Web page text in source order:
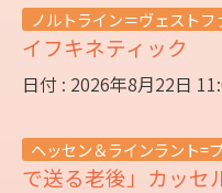
ノルトライン＝ヴェストフ
イフキネティック
日付 : 2026年8月22日
ヘッセン＆ラインラント=
で送る老後」カッセ